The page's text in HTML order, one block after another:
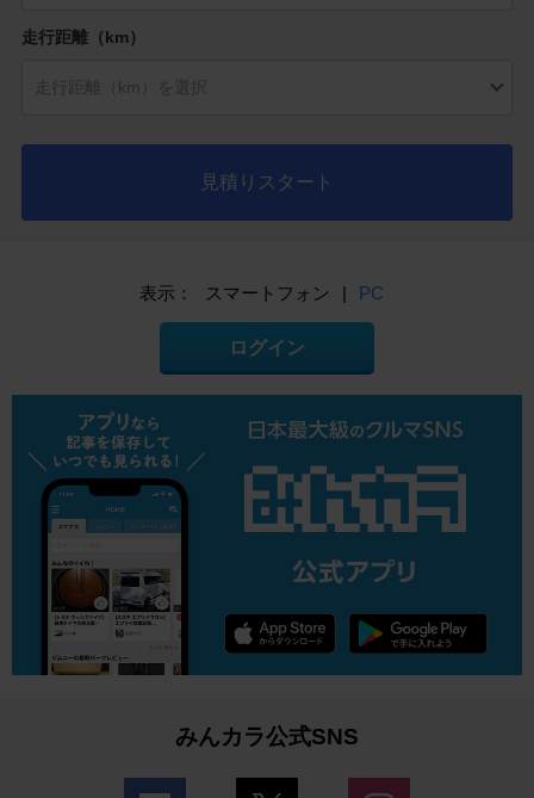
走行距離（km）
見積りスタート
表示： スマートフォン | PC
ログイン
みんカラ公式SNS